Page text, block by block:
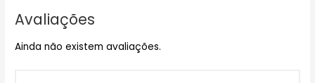
Avaliações
Ainda não existem avaliações.